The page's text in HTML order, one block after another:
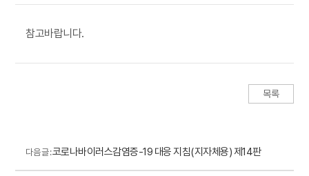
참고바랍니다.
목록
다음 글 :코로나바이러스감염증-19 대응 지침(지자체용) 제14판